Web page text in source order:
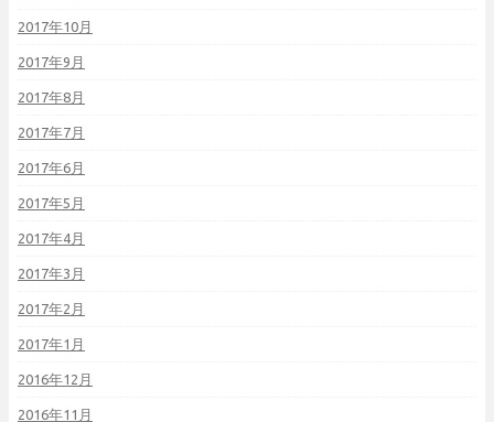
2017年10月
2017年9月
2017年8月
2017年7月
2017年6月
2017年5月
2017年4月
2017年3月
2017年2月
2017年1月
2016年12月
2016年11月